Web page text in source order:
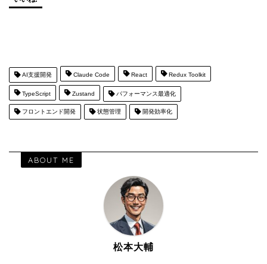
AI支援開発 Claude Code React Redux Toolkit
TypeScript Zustand パフォーマンス最適化
フロントエンド開発 状態管理 開発効率化
ABOUT ME
松本大輔